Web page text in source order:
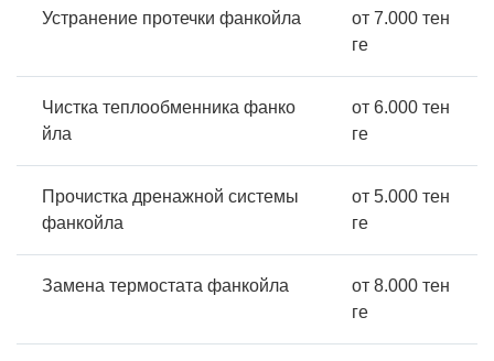
Устранение протечки фанкойла
от 7.000 тен
ге
Чистка теплообменника фанко
йла
от 6.000 тен
ге
Прочистка дренажной системы
фанкойла
от 5.000 тен
ге
Замена термостата фанкойла
от 8.000 тен
ге